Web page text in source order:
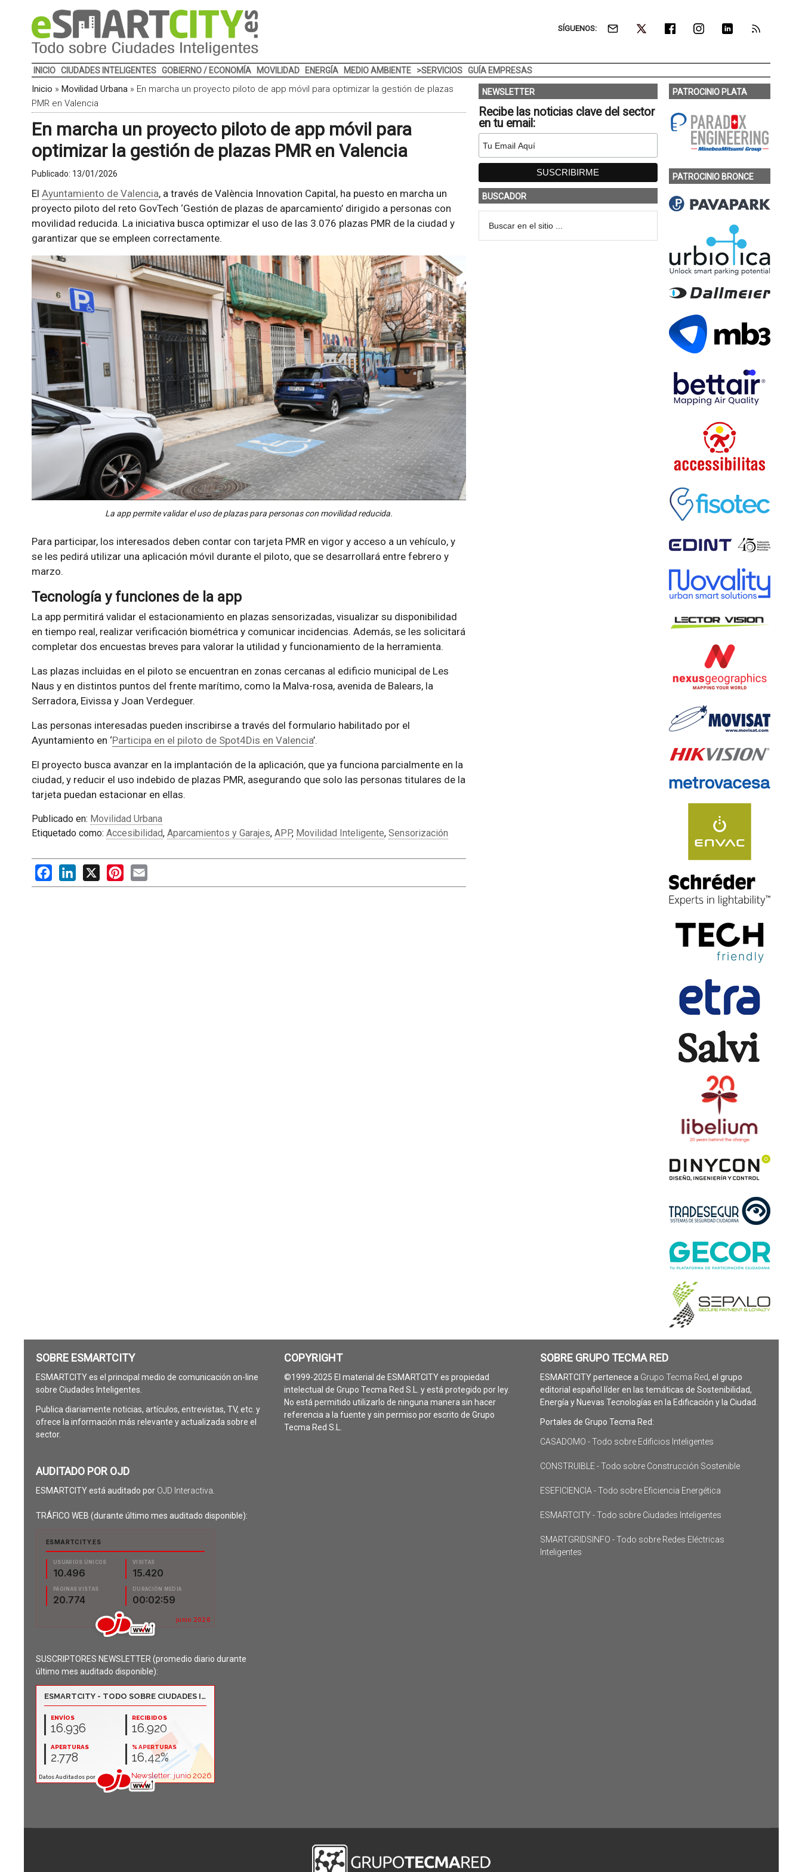
SÍGUENOS:
INICIO CIUDADES INTELIGENTES GOBIERNO / ECONOMÍA MOVILIDAD ENERGÍA MEDIO AMBIENTE >SERVICIOS GUÍA EMPRESAS
Inicio » Movilidad Urbana» En marcha un proyecto piloto de app móvil para optimizar la gestión de plazas
PMR en Valencia
En marcha un proyecto piloto de app móvil para
optimizar la gestión de plazas PMR en Valencia
Publicado: 13/01/2026
El Ayuntamiento de Valencia, a través de València Innovation Capital, ha puesto en marcha un
proyecto piloto del reto GovTech ‘Gestión de plazas de aparcamiento’ dirigido a personas con
movilidad reducida. La iniciativa busca optimizar el uso de las 3.076 plazas PMR de la ciudad y
garantizar que se empleen correctamente.
La app permite validar el uso de plazas para personas con movilidad reducida.
Para participar, los interesados deben contar con tarjeta PMR en vigor y acceso a un vehículo, y
se les pedirá utilizar una aplicación móvil durante el piloto, que se desarrollará entre febrero y
marzo.
Tecnología y funciones de la app
La app permitirá validar el estacionamiento en plazas sensorizadas, visualizar su disponibilidad
en tiempo real, realizar verificación biométrica y comunicar incidencias. Además, se les solicitará
completar dos encuestas breves para valorar la utilidad y funcionamiento de la herramienta.
Las plazas incluidas en el piloto se encuentran en zonas cercanas al edificio municipal de Les
Naus y en distintos puntos del frente marítimo, como la Malva-rosa, avenida de Balears, la
Serradora, Eivissa y Joan Verdeguer.
Las personas interesadas pueden inscribirse a través del formulario habilitado por el
Ayuntamiento en ‘Participa en el piloto de Spot4Dis en Valencia’.
El proyecto busca avanzar en la implantación de la aplicación, que ya funciona parcialmente en la
ciudad, y reducir el uso indebido de plazas PMR, asegurando que solo las personas titulares de la
tarjeta puedan estacionar en ellas.
Publicado en: Movilidad Urbana
Etiquetado como: Accesibilidad, Aparcamientos y Garajes, APP, Movilidad Inteligente, Sensorización
FacebookLinkedIn Pinterest
NEWSLETTER
Recibe las noticias clave del sector
en tu email:
BUSCADOR
PATROCINIO PLATA
PATROCINIO BRONCE
SOBRE ESMARTCITY
ESMARTCITY es el principal medio de comunicación on-line
sobre Ciudades Inteligentes.
Publica diariamente noticias, artículos, entrevistas, TV, etc. y
ofrece la información más relevante y actualizada sobre el
sector.
AUDITADO POR OJD
ESMARTCITY está auditado por OJD Interactiva
TRÁFICO WEB (durante último mes auditado disponible):
SUSCRIPTORES NEWSLETTER (promedio diario durante
último mes auditado disponible):
COPYRIGHT
©1999-2025 El material de ESMARTCITY es propiedad
intelectual de Grupo Tecma Red S.L. y está protegido por ley.
No está permitido utilizarlo de ninguna manera sin hacer
referencia a la fuente y sin permiso por escrito de Grupo
Tecma Red S.L.
SOBRE GRUPO TECMA RED
ESMARTCITY pertenece a Grupo Tecma Red, el grupo
editorial español líder en las temáticas de Sostenibilidad,
Energía y Nuevas Tecnologías en la Edificación y la Ciudad.
Portales de Grupo Tecma Red:
CASADOMO - Todo sobre Edificios Inteligentes
CONSTRUIBLE - Todo sobre Construcción Sostenible
ESEFICIENCIA - Todo sobre Eficiencia Energética
ESMARTCITY - Todo sobre Ciudades Inteligentes
SMARTGRIDSINFO - Todo sobre Redes Eléctricas
Inteligentes